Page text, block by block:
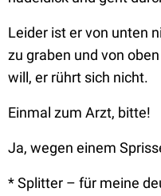
Leider ist er von unten
zu graben und von
will, er rührt sich nicht.
Einmal zum Arzt, bitte!
Ja, wegen einem
* Splitter – für meine